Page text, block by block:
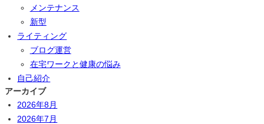
メンテナンス
新型
ライティング
ブログ運営
在宅ワークと健康の悩み
自己紹介
アーカイブ
2026年8月
2026年7月